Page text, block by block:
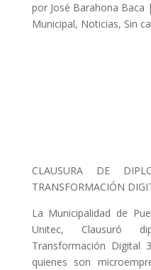
por José Barahona Baca |
Municipal, Noticias, Sin
CLAUSURA DE
TRANSFORMACIÓN
La Municipalidad de
Unitec, Clausuró
Transformación Digital
quienes son